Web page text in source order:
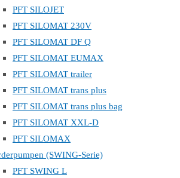
PFT SILOJET
PFT SILOMAT 230V
PFT SILOMAT DF Q
PFT SILOMAT EUMAX
PFT SILOMAT trailer
PFT SILOMAT trans plus
PFT SILOMAT trans plus bag
PFT SILOMAT XXL-D
PFT SILOMAX
(SWING-Serie)
PFT SWING L